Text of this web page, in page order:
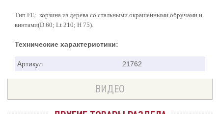
Тип FE: корзина из дерева со стальными окрашенными обручами и
винтами(D 60; Lt 210; H 75).
Технические характеристики:
Артикул 21762
ВИДЕО